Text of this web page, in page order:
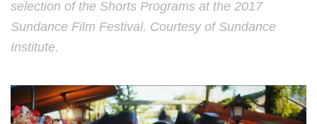
selection of the Shorts Programs at the 2017
Sundance Film Festival. Courtesy of Sundance
Institute.